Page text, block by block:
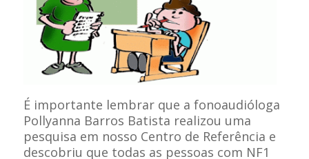
É importante lembrar que a fonoaudióloga
Pollyanna Barros Batista realizou uma
pesquisa em nosso Centro de Referência e
descobriu que todas as pessoas com NF1